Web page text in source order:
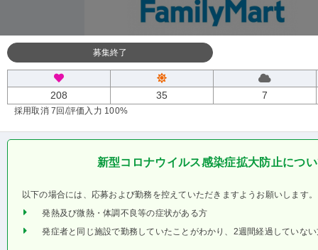
募集終了
208 35 7
採用取消 7回 /評価入力 100%
新型コロナウイルス感染症拡大防止につ
以下の場合には、応募および勤務を控えていただきますようお願いします。
発熱及び微熱・体調不良等の症状がある方
発症者と同じ施設で勤務していたことがわかり、2週間経過していな